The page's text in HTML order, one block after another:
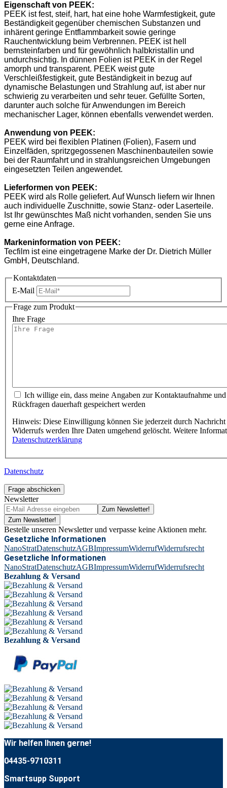
Eigenschaftvon PEEK:
PEEK ist fest, steif, hart, hat eine hohe Warmfestigkeit, gute
Beständigkeit gegenüber chemischen Substanzen und
inhärent geringe Entflammbarkeit sowie geringe
Rauchentwicklung beim Verbrennen. PEEK ist hell
bernsteinfarben und für gewöhnlich halbkristallin und
undurchsichtig. In dünnen Folien ist PEEK in der Regel
amorph und transparent. PEEK weist gute
Verschleißfestigkeit, gute Beständigkeit in bezug auf
dynamische Belastungen und Strahlung auf, ist aber nur
schwierig zu verarbeiten und sehr teuer. Gefüllte Sorten,
darunter auch solche für Anwendungen im Bereich
mechanischer Lager, können ebenfalls verwendet werden.
Anwendung von PEEK:
PEEK wird bei flexiblen Platinen (Folien), Fasern und
Einzelfäden, spritzgegossenen Maschinenbauteilen sowie
bei der Raumfahrt und in strahlungsreichen Umgebungen
eingesetzten Teilen angewendet.
Lieferformen von PEEK:
PEEK wird als Rolle geliefert. Auf Wunsch liefern wir Ihnen
auch individuelle Zuschnitte, sowie Stanz- oder Laserteile.
Ist Ihr gewünschtes Maß nicht vorhanden, senden Sie uns
gerne eine Anfrage.
Markeninformation von PEEK:
Tecfilm ist eine eingetragene Marke der Dr. Dietrich Müller
GmbH, Deutschland.
Kontaktdaten
E-Mail
Frage zum Produkt
Ihre Frage
Ich willige ein, dass meine Angaben zur Kontaktaufnahme
Rückfragen dauerhaft gespeichert werden
Hinweis: Diese Einwilligung können Sie jederzeit durch
Widerrufs werden Ihre Daten umgehend gelöscht. Weitere
Datenschutzerklärung
Datenschutz
Frage abschicken
Newsletter
Zum Newsletter!
Zum Newsletter!
Bestelle unseren Newsletter und verpasse keine Aktionen mehr.
Gesetzliche Informationen
NanoStratDatenschutzAGBImpressumWiderrufWiderrufsrecht
Gesetzliche Informationen
NanoStratDatenschutzAGBImpressumWiderrufWiderrufsrecht
Bezahlung & Versand
Bezahlung & Versand
Wir helfen Ihnen gerne!
04435-9710311
Smartsupp Support